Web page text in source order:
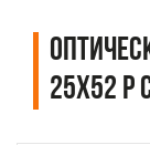
25x52 P